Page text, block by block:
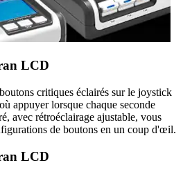
LCD
critiques éclairés sur le joystick
appuyer lorsque chaque seconde
avec rétroéclairage ajustable, vous
de boutons en un coup d'œil.
LCD